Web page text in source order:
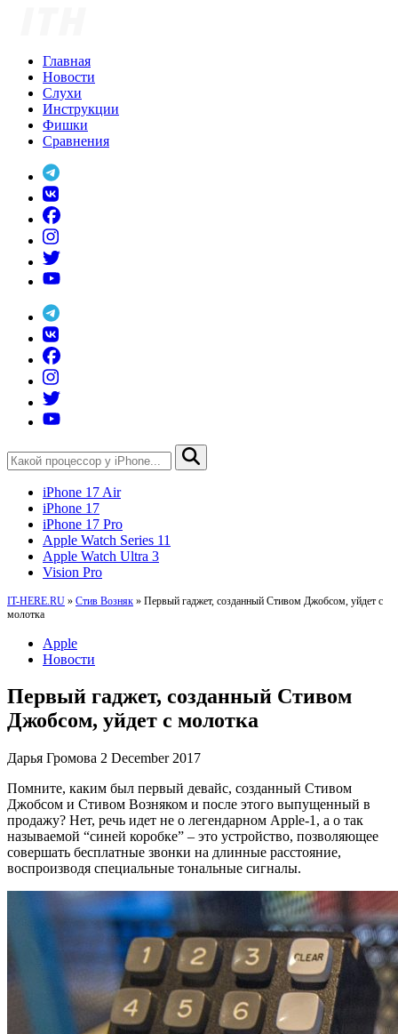
Главная
Новости
Слухи
Инструкции
Фишки
Сравнения
iPhone 17 Air
iPhone 17
iPhone 17 Pro
Apple Watch Series 11
Apple Watch Ultra 3
Vision Pro
IT-HERE.RU » Стив Возняк » Первый гаджет, созданный Стивом Джобсом, уйдет с
молотка
Apple
Новости
Первый гаджет, созданный Стивом
Джобсом, уйдет с молотка
Дарья Громова 2 December 2017
Помните, каким был первый девайс, созданный Стивом
Джобсом и Стивом Возняком и после этого выпущенный в
продажу? Нет, речь идет не о легендарном Apple-1, а о так
называемой “синей коробке” – это устройство, позволяющее
совершать бесплатные звонки на длинные расстояние,
воспроизводя специальные тональные сигналы.